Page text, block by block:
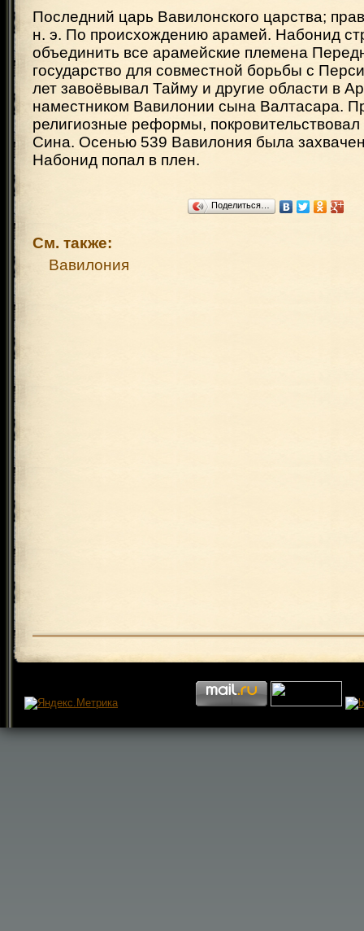
Последний царь Вавилонского царства;
н. э. По происхождению арамей. Набонид
объединить все арамейские племена
государство для совместной борьбы с
лет завоёвывал Тайму и другие области в
наместником Вавилонии сына Валтасара.
религиозные реформы, покровительствовал
Сина. Осенью 539 Вавилония была
Набонид попал в плен.
Поделиться…
См. также:
Вавилония